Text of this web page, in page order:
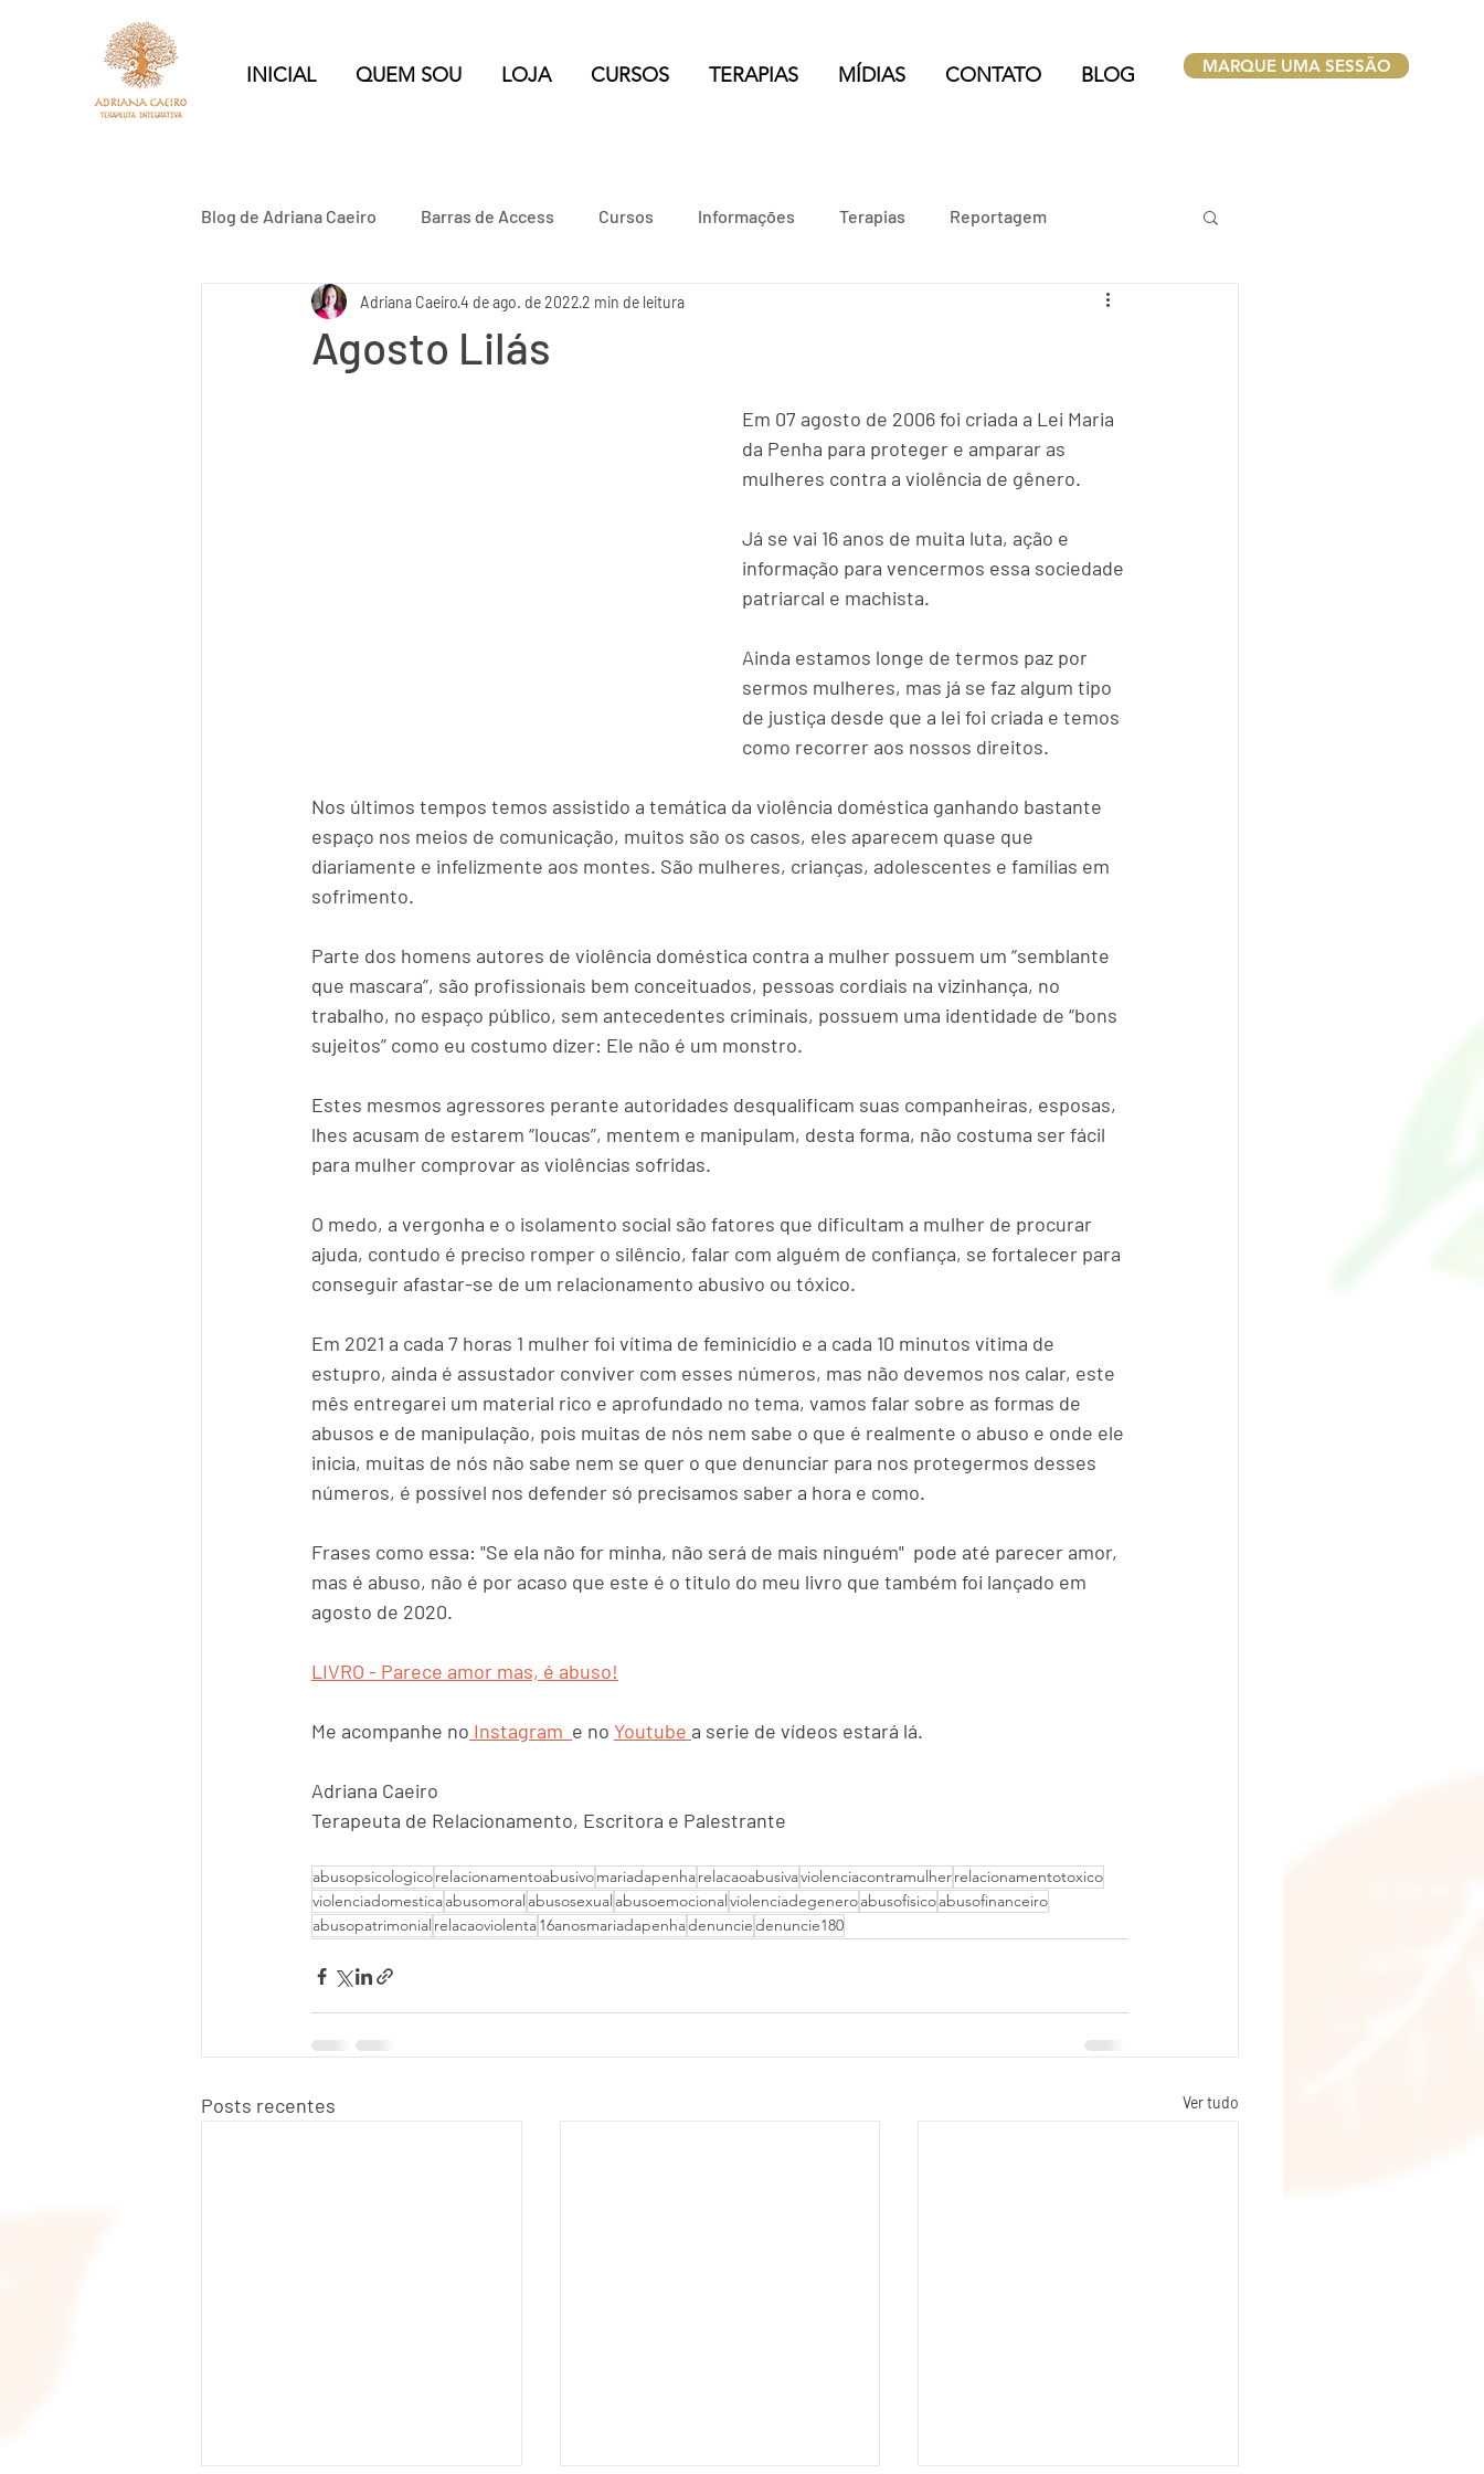
INICIAL QUEM SOU LOJA CURSOS TERAPIAS MÍDIAS CONTATO BLOG MARQUE UMA SESSÃO
Blog de Adriana Caeiro Barras de Access Cursos Informações Terapias Reportagem
Relacionamento Abusivo
Agosto Lilás
Adriana Caeiro4 de ago. de 20222 min de leitura
Em 07 agosto de 2006 foi criada a Lei Maria
da Penha para proteger e amparar as
mulheres contra a violência de gênero.
Já se vai 16 anos de muita luta, ação e
informação para vencermos essa sociedade
patriarcal e machista.
Ainda estamos longe de termos paz por
sermos mulheres, mas já se faz algum tipo
de justiça desde que a lei foi criada e temos
como recorrer aos nossos direitos.
Nos últimos tempos temos assistido a temática da violência doméstica ganhando bastante
espaço nos meios de comunicação, muitos são os casos, eles aparecem quase que
diariamente e infelizmente aos montes. São mulheres, crianças, adolescentes e famílias em
sofrimento.
Parte dos homens autores de violência doméstica contra a mulher possuem um “semblante
que mascara”, são profissionais bem conceituados, pessoas cordiais na vizinhança, no
trabalho, no espaço público, sem antecedentes criminais, possuem uma identidade de “bons
sujeitos” como eu costumo dizer: Ele não é um monstro.
Estes mesmos agressores perante autoridades desqualificam suas companheiras, esposas,
lhes acusam de estarem “loucas”, mentem e manipulam, desta forma, não costuma ser fácil
para mulher comprovar as violências sofridas.
O medo, a vergonha e o isolamento social são fatores que dificultam a mulher de procurar
ajuda, contudo é preciso romper o silêncio, falar com alguém de confiança, se fortalecer para
conseguir afastar-se de um relacionamento abusivo ou tóxico.
Em 2021 a cada 7 horas 1 mulher foi vítima de feminicídio e a cada 10 minutos vítima de
estupro, ainda é assustador conviver com esses números, mas não devemos nos calar, este
mês entregarei um material rico e aprofundado no tema, vamos falar sobre as formas de
abusos e de manipulação, pois muitas de nós nem sabe o que é realmente o abuso e onde ele
inicia, muitas de nós não sabe nem se quer o que denunciar para nos protegermos desses
números, é possível nos defender só precisamos saber a hora e como.
Frases como essa: "Se ela não for minha, não será de mais ninguém"  pode até parecer amor,
mas é abuso, não é por acaso que este é o titulo do meu livro que também foi lançado em
agosto de 2020.
LIVRO - Parece amor mas, é abuso!
Me acompanhe no Instagram e no Youtube a serie de vídeos estará lá.
Adriana Caeiro
Terapeuta de Relacionamento, Escritora e Palestrante
abusopsicologicorelacionamentoabusivomariadapenharelacaoabusivaviolenciacontramulherrelacionamentotoxico
violenciadomesticaabusomoral abusosexual abusoemocionalviolenciadegeneroabusofisicoabusofinanceiro
abusopatrimonial relacaoviolenta16anosmariadapenhadenunciedenuncie180
Posts recentes Ver tudo